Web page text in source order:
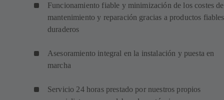
Funcionamiento fiable y minimización de los costes de
mantenimiento y reparación gracias a productos
duraderos
Asesoramiento integral en la instalación y puesta en
marcha
Servicio 24 horas prestado por nuestros propios